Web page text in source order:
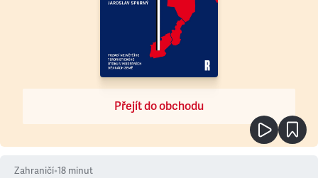
Přejít do obchodu
Zahraničí•18 minut